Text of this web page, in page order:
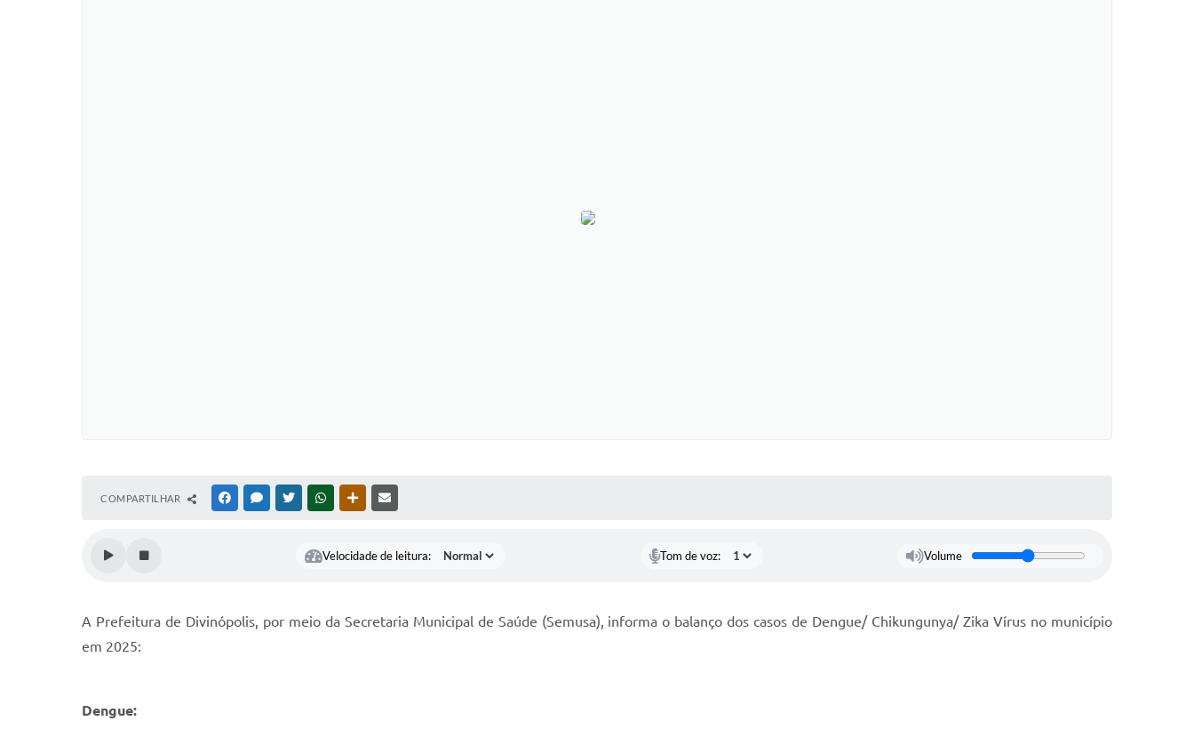
COMPARTILHAR FACEBOOKMESSENGER
TWITTERWHATSAPPOUTRAS MÍDIAS
Velocidade de leitura: Tom de voz: Volume
A Prefeitura de Divinópolis, por meio da Secretaria Municipal de Saúde (Semusa), informa o balanço dos casos de Dengue/ Chikungunya/ Zika Vírus no município
em 2025:
Dengue: